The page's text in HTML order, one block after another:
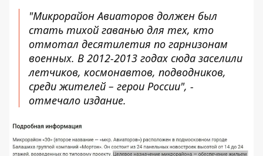
"Микрорайон Авиаторов должен был
стать тихой гаванью для тех, кто
отмотал десятилетия по гарнизонам
военных. В 2012-2013 годах сюда заселили
летчиков, космонавтов, подводников,
среди жителей – герои России", -
отмечало издание.